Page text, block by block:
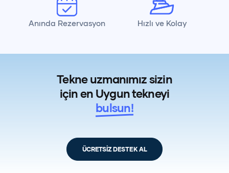
Anında Rezervasyon Hızlı ve Kolay
Tekne uzmanımız sizin
için en Uygun tekneyi
bulsun!
ÜCRETSİZ DESTEK AL